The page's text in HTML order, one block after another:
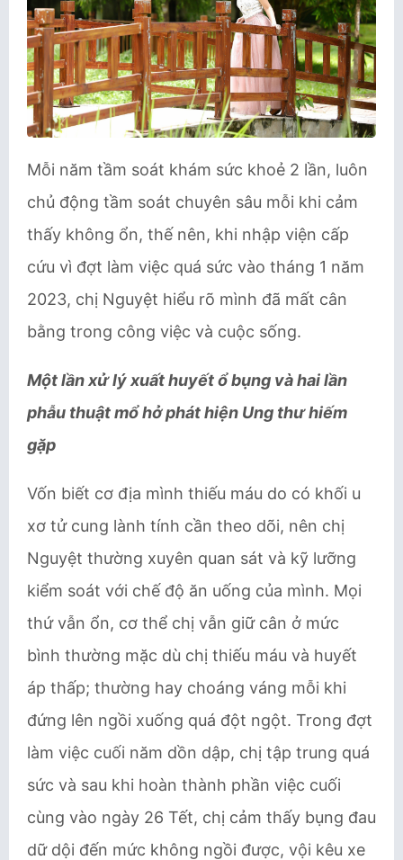
Mỗi năm tầm soát khám sức khoẻ 2 lần, luôn
chủ động tầm soát chuyên sâu mỗi khi cảm
thấy không ổn, thế nên, khi nhập viện cấp
cứu vì đợt làm việc quá sức vào tháng 1 năm
2023, chị Nguyệt hiểu rõ mình đã mất cân
bằng trong công việc và cuộc sống.
Một lần xử lý xuất huyết ổ bụng và hai lần
phẫu thuật mổ hở phát hiện Ung thư hiếm
gặp
Vốn biết cơ địa mình thiếu máu do có khối u
xơ tử cung lành tính cần theo dõi, nên chị
Nguyệt thường xuyên quan sát và kỹ lưỡng
kiểm soát với chế độ ăn uống của mình. Mọi
thứ vẫn ổn, cơ thể chị vẫn giữ cân ở mức
bình thường mặc dù chị thiếu máu và huyết
áp thấp; thường hay choáng váng mỗi khi
đứng lên ngồi xuống quá đột ngột. Trong đợt
làm việc cuối năm dồn dập, chị tập trung quá
sức và sau khi hoàn thành phần việc cuối
cùng vào ngày 26 Tết, chị cảm thấy bụng đau
dữ dội đến mức không ngồi được, vội kêu xe